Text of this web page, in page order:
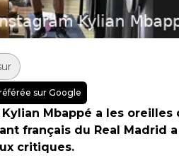
sur Google
Mbappé a les oreilles
français du Real Madrid a
critiques.